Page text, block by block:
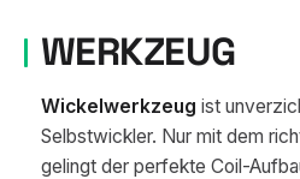
WERKZEUG
Wickelwerkzeug ist
Selbstwickler. Nur mit dem
gelingt der perfekte Coil-